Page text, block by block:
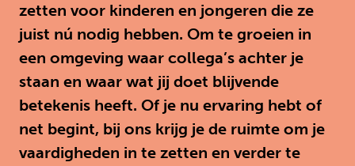
zetten voor kinderen en jongeren die ze
juist nú nodig hebben. Om te groeien in
een omgeving waar collega’s achter je
staan en waar wat jij doet blijvende
betekenis heeft. Of je nu ervaring hebt of
net begint, bij ons krijg je de ruimte om je
vaardigheden in te zetten en verder te